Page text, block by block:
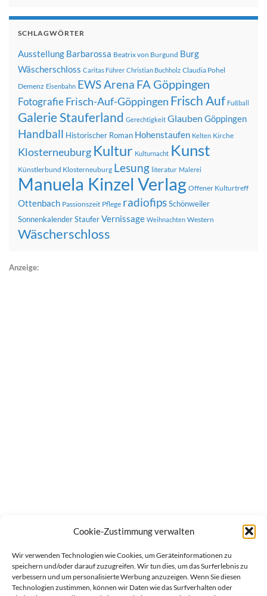
Cookie-Zustimmung verwalten
Wir verwenden Technologien wie Cookies, um Geräteinformationen zu
speichern und/oder darauf zuzugreifen. Wir tun dies, um das Surferlebnis zu
verbessern und um personalisierte Werbung anzuzeigen. Wenn Sie diesen
Technologien zustimmen, können wir Daten wie das Surfverhalten oder
SCHLAGWÖRTER
Ausstellung Barbarossa Beatrix von Burgund Burg
Wäscherschloss Caritas Führer Christian Buchholz Claudia Pohel
Demenz Eisenbahn EWS Arena FA Göppingen
FotografieFrisch-Auf-Göppingen Frisch Auf Fußball
Galerie Stauferland Gerechtigkeit Glauben Göppingen
Handball Historischer Roman Hohenstaufen Kelten Kirche
Klosterneuburg Kultur Kulturnacht Kunst
Künstlerbund Klosterneuburg Lesung literatur Malerei
Manuela Kinzel Verlag Offener Kulturtreff
Ottenbach Passionszeit Pflege radiofipsSchönweiler
SonnenkalenderStauferVernissage Weihnachten Western
Wäscherschloss
Anzeige: